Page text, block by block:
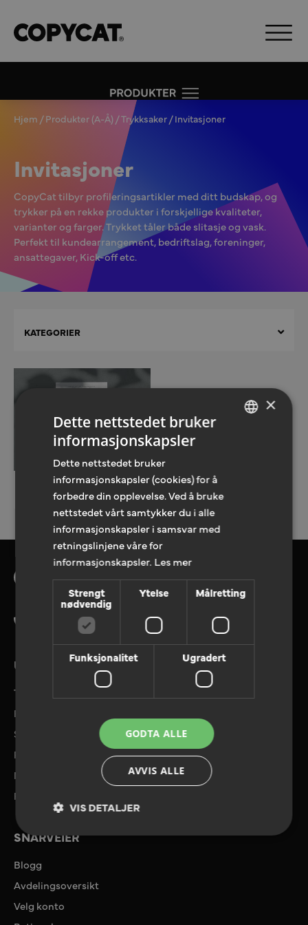
Hjem /Produkter (A-Å) /Trykksaker/ Invitasjoner
Invitasjoner
CopyCat tilbyr profileringsartikler med ditt budskap, og
trykker på en rekke produkter i forskjellige kvaliteter,
varianter og farger. Trykket tåler både slitasje og vask.
Perfekt til kundearrangement, bedriftslag, foreninger,
ansattegaver, Kick-off etc.
KATEGORIER
Invitasjoner
Invitasjoner
Tlf. 08180
UTVALGTE TJENESTER
Tilbudforespørsel
Referanser
Send filer
Priser og tilbud
Miljø
Ryggkalkulator
SNARVEIER
Blogg
Avdelingsoversikt
Velg konto
×
Dette nettstedet bruker
informasjonskapsler
Dette nettstedet bruker
informasjonskapsler (cookies) for å
forbedre din opplevelse. Ved å bruke
nettstedet vårt samtykker du i alle
informasjonskapsler i samsvar med
retningslinjene våre for
informasjonskapsler. Les mer
Strengt
nødvendig
Ytelse Målretting
Funksjonalitet Ugradert
GODTA ALLE
AVVIS ALLE
VIS DETALJER